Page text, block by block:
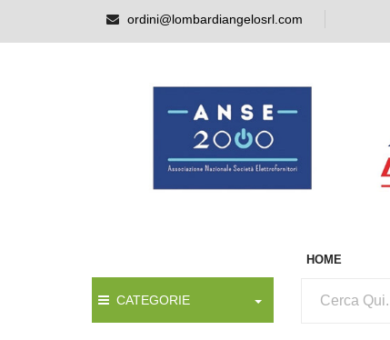
ordini@lombardiangelosrl.com
HOME
CATEGORIE